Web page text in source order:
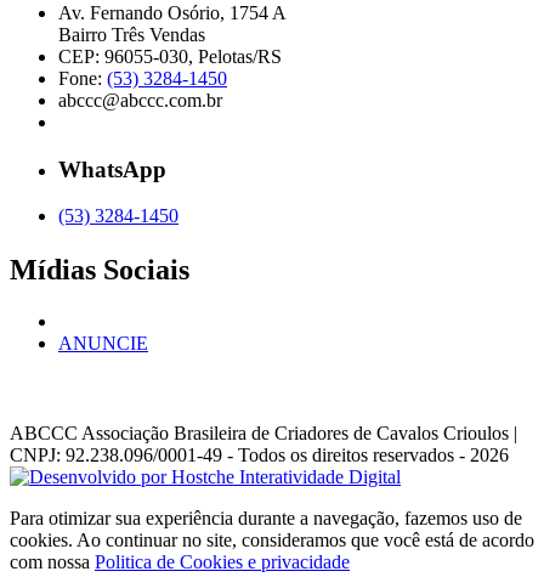
Av. Fernando Osório, 1754 A
Bairro Três Vendas
CEP: 96055-030, Pelotas/RS
Fone: (53) 3284-1450
abccc@abccc.com.br
WhatsApp
(53) 3284-1450
Mídias Sociais
ANUNCIE
ABCCC Associação Brasileira de Criadores de Cavalos Crioulos |
CNPJ: 92.238.096/0001-49 - Todos os direitos reservados - 2026
Para otimizar sua experiência durante a navegação, fazemos uso de
cookies. Ao continuar no site, consideramos que você está de acordo
com nossa Politica de Cookies e privacidade